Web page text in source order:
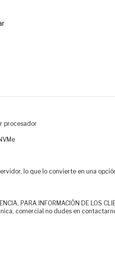
procesador
lo que lo convierte en una
PARA INFORMACIÓN DE
comercial no dudes en